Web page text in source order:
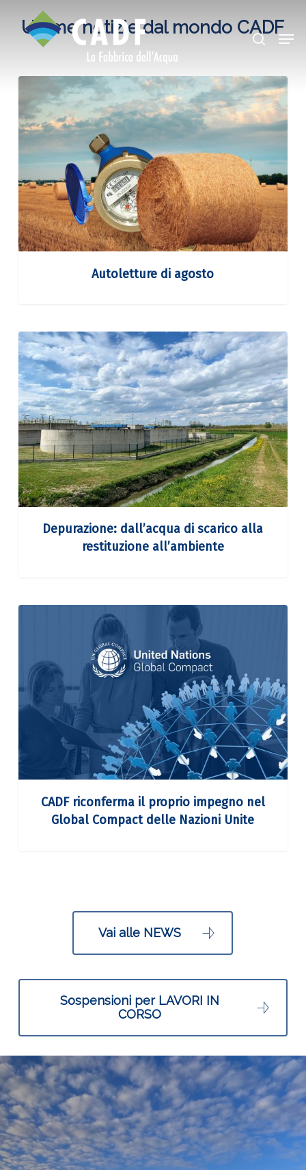
content
search
Ultime notizie dal mondo CADF
Autoletture
di
Autoletture di agosto
Depurazione:
dall’acqua
di
scarico
alla
restituzione
all’ambiente
Depurazione: dall’acqua di scarico alla
restituzione all’ambiente
CADF
riconferma
il
proprio
impegno
nel
Global
Compact
Nazioni
CADF riconferma il proprio impegno nel
Global Compact delle Nazioni Unite
Vai alle NEWS
Sospensioni per LAVORI IN
CORSO
Close